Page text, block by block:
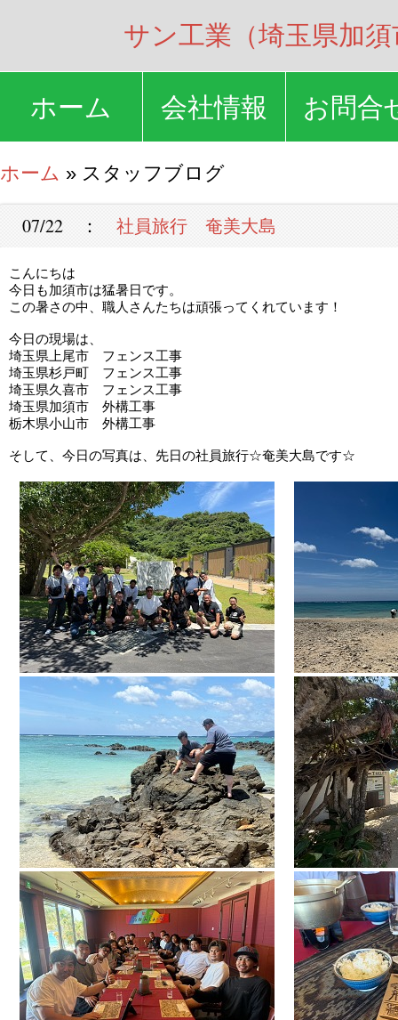
サン工業（埼玉県加須
ホーム 会社情報 お問合
ホーム » スタッフブログ
07/22 ： 社員旅行 奄美大島
こんにちは
今日も加須市は猛暑日です。
この暑さの中、職人さんたちは頑張ってくれています！
今日の現場は、
埼玉県上尾市 フェンス工事
埼玉県杉戸町 フェンス工事
埼玉県久喜市 フェンス工事
埼玉県加須市 外構工事
栃木県小山市 外構工事
そして、今日の写真は、先日の社員旅行☆奄美大島です☆